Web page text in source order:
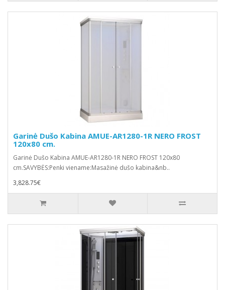
Garinė Dušo Kabina AMUE-AR1280-1R NERO FROST
120x80 cm.
Garinė Dušo Kabina AMUE-AR1280-1R NERO FROST 120x80
cm.SAVYBĖS:Penki viename:Masažinė dušo kabina&nb..
3,828.75€